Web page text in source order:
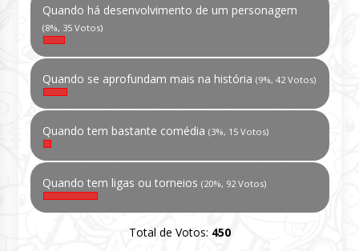
Quando há desenvolvimento de um personagem
(8%, 35 Votos)
Quando se aprofundam mais na história (9%, 42 Votos)
Quando tem bastante comédia (3%, 15 Votos)
Quando tem ligas ou torneios (20%, 92 Votos)
Total de Votos: 450